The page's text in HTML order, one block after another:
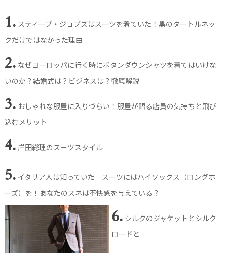
1. スティーブ・ジョブズはスーツを着ていた！黒のタートルネッ
クだけではなかった理由
2. なぜヨーロッパに行く時にボタンダウンシャツを着てはいけな
いのか？結婚式は？ビジネスは？徹底解説
3. おしゃれな服屋に入りづらい！服屋が語る店員の気持ちと飛び
込むメリット
4. 岸田総理のスーツスタイル
5. イタリア人は知っていた スーツにはハイソックス（ロングホ
ーズ）を！あなたのスネは不快感を与えている？
6. シルクのジャケットとシルク
ロードと